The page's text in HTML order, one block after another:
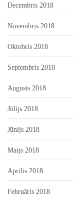
Decembris 2018
Novembris 2018
Oktobris 2018
Septembris 2018
Augusts 2018
Jūlijs 2018
Jūnijs 2018
Maijs 2018
Aprīlis 2018
Februāris 2018